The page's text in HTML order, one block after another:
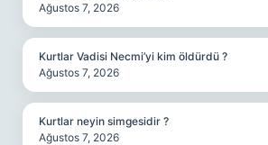
Ağustos 7, 2026
Kurtlar Vadisi Necmi’yi kim öldürdü ?
Ağustos 7, 2026
Kurtlar neyin simgesidir ?
Ağustos 7, 2026